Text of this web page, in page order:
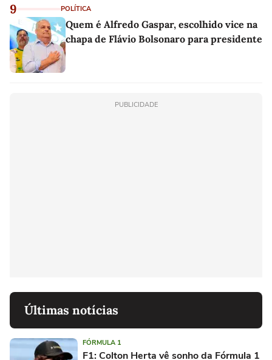
9 POLÍTICA
Quem é Alfredo Gaspar, escolhido vice na
chapa de Flávio Bolsonaro para presidente
PUBLICIDADE
Últimas notícias
FÓRMULA 1
F1: Colton Herta vê sonho da Fórmula 1